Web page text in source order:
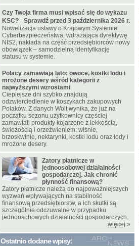
Czy Twoja firma musi wpisać się do wykazu
KSC? Sprawdź przed 3 października 2026 r.
Nowelizacja ustawy o Krajowym Systemie
Cyberbezpieczeństwa, wdrażająca dyrektywę
NIS2, nakłada na część przedsiębiorców nowy
obowiązek – samodzielną identyfikację
statusu w systemie.
Polacy zamawiają lato: owoce, kostki lodu i
mrożone desery wśród kategorii z
najwyższymi wzrostami
Cieplejsze dni szybko znajdują
odzwierciedlenie w koszykach zakupowych
Polaków. Z danych Wolt wynika, że już na
początku sezonu użytkownicy częściej
zamawiali produkty kojarzone z lekkością,
świeżością i orzeźwieniem: wiśnie,
brzoskwinie, nektarynki, kostki lodu oraz lody i
mrożone desery.
Zatory płatnicze w
jednoosobowej działalności
gospodarczej. Jak chronić
płynność finansową?
Zatory płatnicze należą do najpoważniejszych
wyzwań wpływających na stabilność
finansową przedsiębiorstw, a ich skutki są
szczególnie odczuwalne w przypadku
jednoosobowych działalności gospodarczych.
więcej »
Ostatnio dodane wpisy: